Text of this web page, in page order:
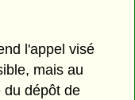
l'appel visé
mais au
du dépôt de